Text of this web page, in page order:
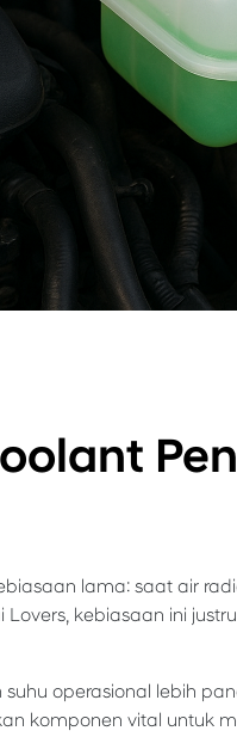
lama: saat air
kebiasaan ini
operasional lebih
komponen vital untuk